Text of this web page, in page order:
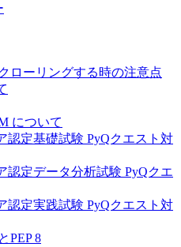
ローリングする時の注意点
について
認定基礎試験 PyQクエスト対
認定データ分析試験 PyQクエ
認定実践試験 PyQクエスト対
PEP 8